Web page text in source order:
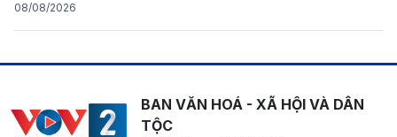
08/08/2026
BAN VĂN HOÁ - XÃ HỘI VÀ DÂN
TỘC